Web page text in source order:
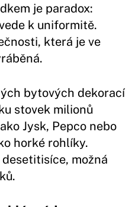
je paradox:
k uniformitě.
která je ve
bytových dekorací
stovek milionů
Jysk, Pepco nebo
horké rohlíky.
možná